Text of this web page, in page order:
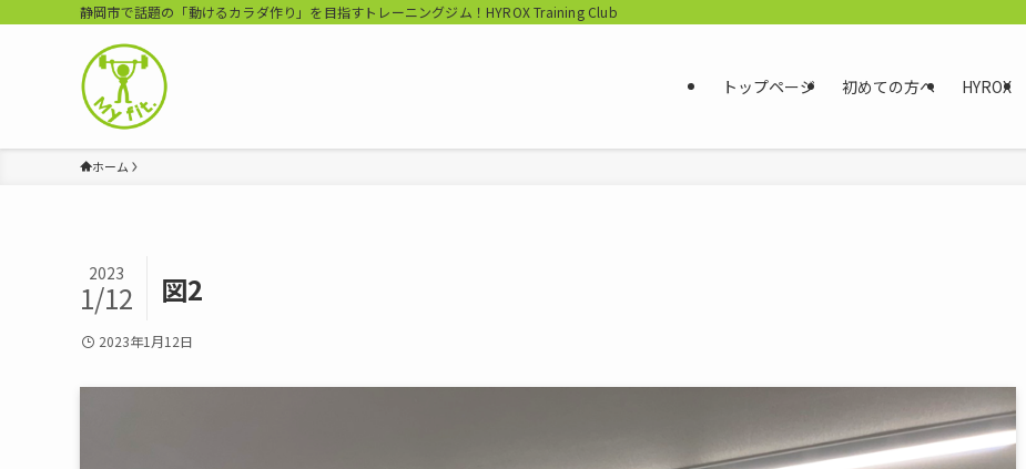
静岡市で話題の「動けるカラダ作り」を目指すトレーニングジム！HYROX Training Club
トップページ 初めての方へ HYROX
ホーム
図2
2023
1/12
2023年1月12日